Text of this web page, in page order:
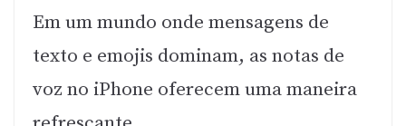
Em um mundo onde mensagens de
texto e emojis dominam, as notas de
voz no iPhone oferecem uma maneira